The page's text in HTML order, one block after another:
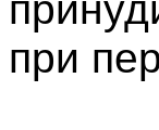
при